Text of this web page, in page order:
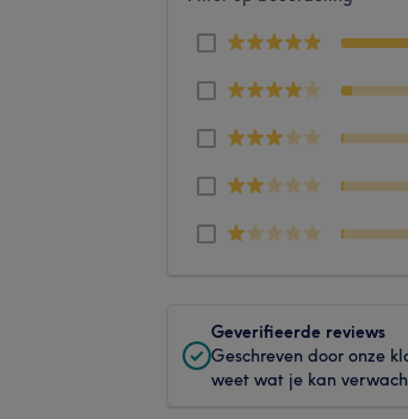
Geverifieerde reviews
Geschreven door onze
weet wat je kan